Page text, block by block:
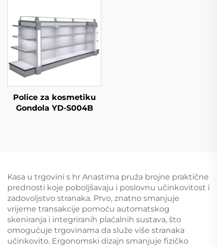
Police za kosmetiku
Gondola YD-S004B
Kasa u trgovini s hr Anastima pruža brojne praktične
prednosti koje poboljšavaju i poslovnu učinkovitost i
zadovoljstvo stranaka. Prvo, znatno smanjuje
vrijeme transakcije pomoću automatskog
skeniranja i integriranih plaćalnih sustava, što
omogućuje trgovinama da služe više stranaka
učinkovito. Ergonomski dizajn smanjuje fizičko